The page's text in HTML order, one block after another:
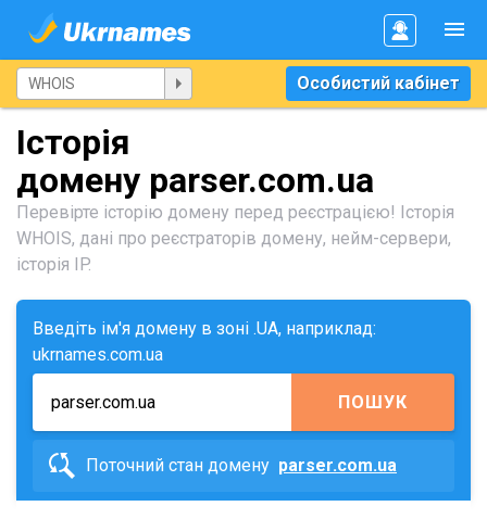
Особистий кабінет
Історія
домену parser.com.ua
Перевірте історію домену перед реєстрацією! Історія
WHOIS, дані про реєстраторів домену, нейм-сервери,
історія IP.
Введіть ім'я домену в зоні .UA, наприклад:
ukrnames.com.ua
ПОШУК
Поточний стан домену parser.com.ua